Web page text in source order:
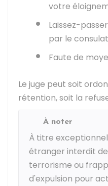
votre
Laissez-
par le
Faute de
Le juge peut soit
rétention, soit la
À noter
À titre
étranger interdit
terrorisme ou
d'expulsion pour